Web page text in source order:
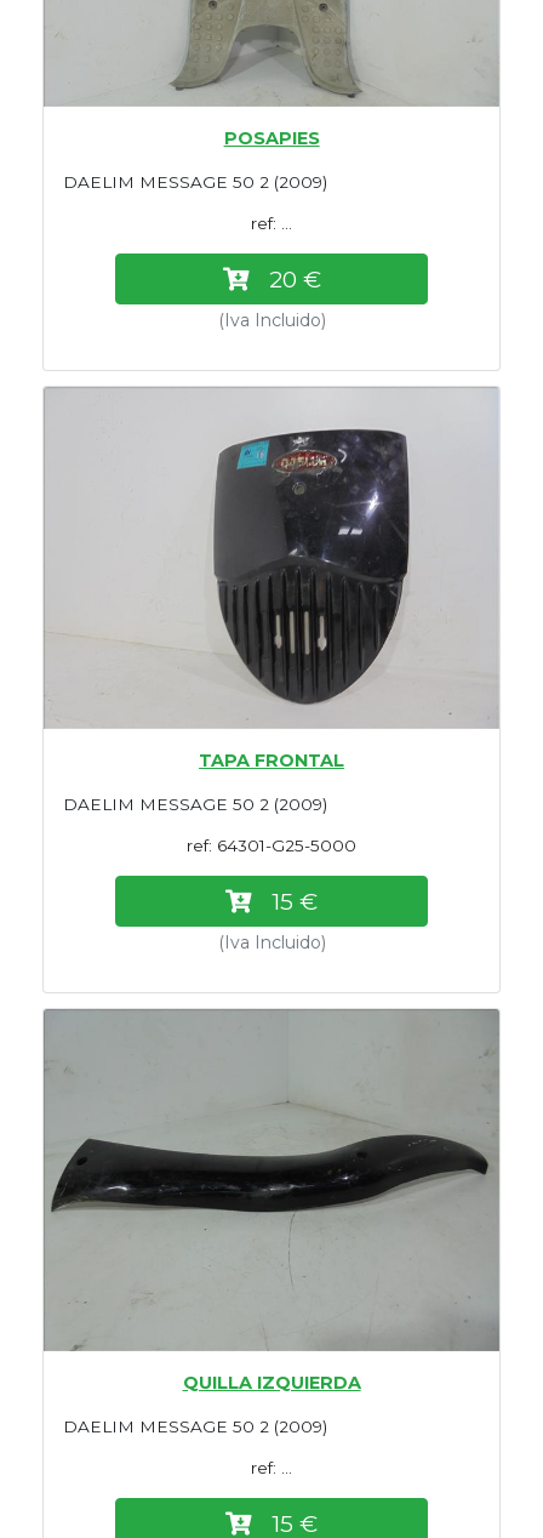
POSAPIES
DAELIM MESSAGE 50 2 (2009)
ref: ...
20 €
(Iva Incluido)
TAPA FRONTAL
DAELIM MESSAGE 50 2 (2009)
ref: 64301-G25-5000
15 €
(Iva Incluido)
QUILLA IZQUIERDA
DAELIM MESSAGE 50 2 (2009)
ref: ...
15 €